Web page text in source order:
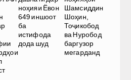
ноҳияи Ёвон
649 иншоот
ба
истифода
дода шуд
Шамсиддин
Шоҳин,
Тоҷикобод
ва Нуробод
баргузор
мегарданд